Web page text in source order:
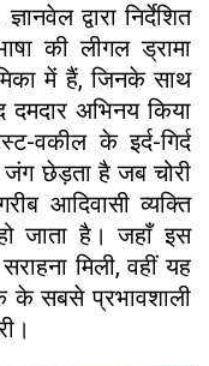
द्वारा निर्देशित
की लीगल ड्रामा
में हैं, जिनके साथ
अभिनय किया
वकील के इर्द-गिर्द
जंग छेड़ता है जब चोरी
आदिवासी व्यक्ति
जाता है। जहाँ इस
मिली, वहीं यह
के सबसे प्रभावशाली